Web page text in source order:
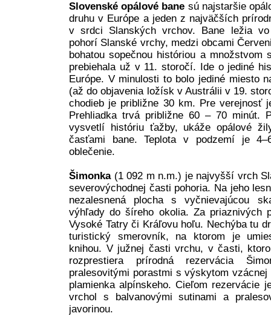
Slovenské opálové bane sú najstaršie
druhu v Európe a jeden z najväčších
v srdci Slanských vrchov. Bane ležia
pohorí Slanské vrchy, medzi obcami
bohatou sopečnou históriou a
prebiehala už v 11. storočí. Ide o jediné
Európe. V minulosti to bolo jediné miesto
(až do objavenia ložísk v Austrálii v 19.
chodieb je približne 30 km. Pre verejnosť
Prehliadka trvá približne 60 – 70 minút.
vysvetlí históriu ťažby, ukáže opálové
časťami bane. Teplota v podzemí je
oblečenie.
Šimonka (1 092 m n.m.) je najvyšší vrch
severovýchodnej časti pohoria. Na jeho
nezalesnená plocha s vyčnievajúcou
výhľady do šíreho okolia. Za priaznivých
Vysoké Tatry či Kráľovu hoľu. Nechýba tu
turistický smerovník, na ktorom je
knihou. V južnej časti vrchu, v časti,
rozprestiera prírodná rezervácia
pralesovitými porastmi s výskytom
plamienka alpínskeho. Cieľom rezervácie
vrchol s balvanovými sutinami a
javorinou.